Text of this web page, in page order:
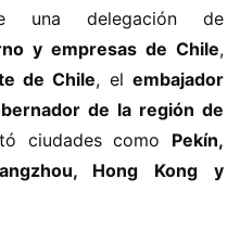
y empresas de Chile,
de Chile, el embajador
de la región de
ciudades como Pekín,
Hong Kong y